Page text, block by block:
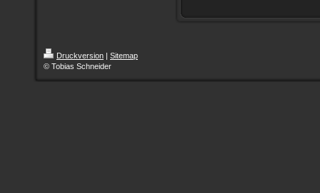
Druckversion | Sitemap
© Tobias Schneider